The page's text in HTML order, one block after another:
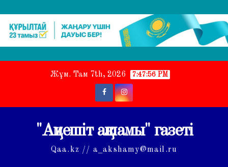
Жұм. Там 7th, 2026 7:47:57 PM
"Ақмешіт ақшамы" газеті
Qaa.kz // a_akshamy@mail.ru